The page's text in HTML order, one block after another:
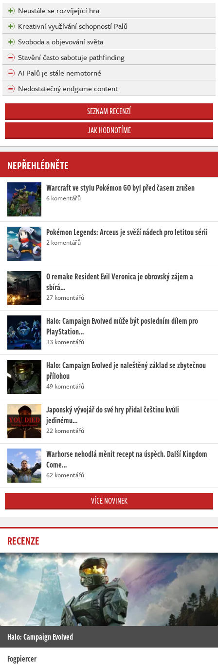
Neustále se rozvíjející hra
Kreativní využívání schopností Palů
Svoboda a objevování světa
Stavění často sabotuje pathfinding
AI Palů je stále nemotorné
Nedostatečný endgame content
SEZNAM RECENZÍ
JAK HODNOTÍME
NEPŘEHLÉDNĚTE
Warcraft ve stylu Pokémon GO byl před časem zrušen
6 komentářů
Pokémon Legends: Arceus je svěží nádech pro letitou sérii
2 komentářů
O remake Resident Evil Veronica je obrovský zájem a
sbírá…
27 komentářů
Halo: Campaign Evolved může být posledním dílem pro
PlayStation…
33 komentářů
Halo: Campaign Evolved je naleštěný základ se zbytečnou
přílohou
49 komentářů
Japonský vývojář do své hry přidal češtinu kvůli
jedinému…
22 komentářů
Warhorse nehodlá měnit recept na úspěch. Další Kingdom
Come…
62 komentářů
VÍCE NOVINEK
RECENZE
Halo: Campaign Evolved
Fogpiercer